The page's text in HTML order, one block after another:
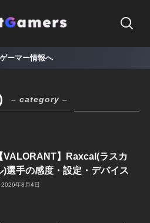
ーマー情報へ
– category –
VALORANT】Raxcal(ラスカ
)選手の感度・設定・デバイス
2026年8月4日